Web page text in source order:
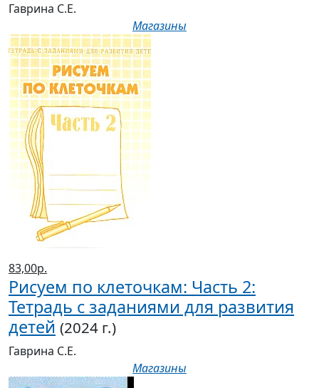
Гаврина С.Е.
Магазины
83,00р.
Рисуем по клеточкам: Часть 2:
Тетрадь с заданиями для развития
детей (2024 г.)
Гаврина С.Е.
Магазины